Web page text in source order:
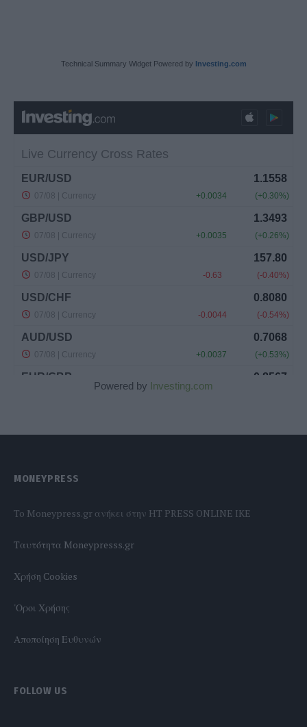
Technical Summary Widget Powered by Investing.com
Powered by Investing.com
MONEYPRESS
To Moneypress.gr ανήκει στην HT PRESS ONLINE IKE
Tαυτότητα Moneypresss.gr
Χρήση Cookies
'Οροι Χρήσης
Αποποίηση Ευθυνών
FOLLOW US